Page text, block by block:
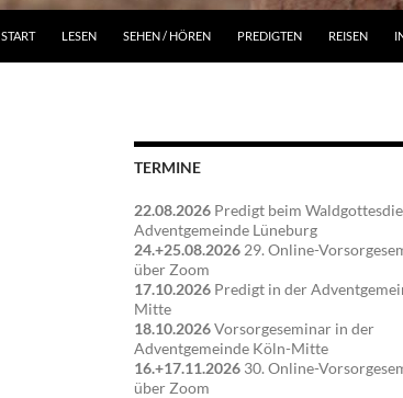
START
LESEN SEHEN / HÖREN PREDIGTEN REISEN
TERMINE
22.08.2026 Predigt beim
Adventgemeinde Lüneburg
24.+25.08.2026 29. Online-
über Zoom
17.10.2026 Predigt in der
Mitte
18.10.2026Vorsorgeseminar in der
Adventgemeinde Köln-Mitte
16.+17.11.2026 30. Online-
über Zoom